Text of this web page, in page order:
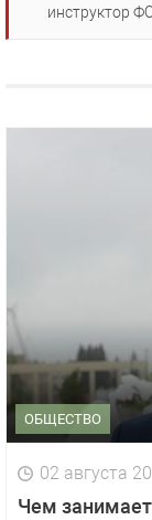
инструктор
ОБЩЕСТВО
02 августа
Чем